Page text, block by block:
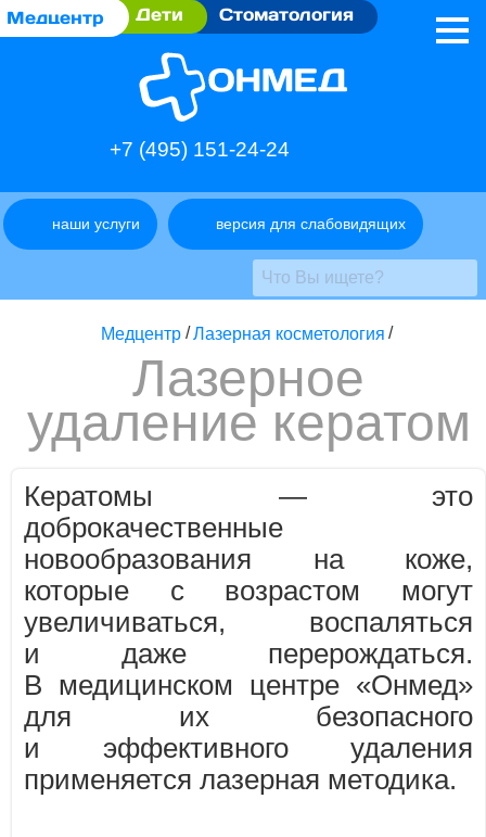
Медцентр Дети Стоматология
+7 (495) 151-24-24
наши услуги версия для слабовидящих
Медцентр / Лазерная косметология /
Лазерное
удаление кератом
Кератомы — это
доброкачественные
новообразования на коже,
которые с возрастом могут
увеличиваться, воспаляться
и даже перерождаться.
В медицинском центре «Онмед»
для их безопасного
и эффективного удаления
применяется лазерная методика.